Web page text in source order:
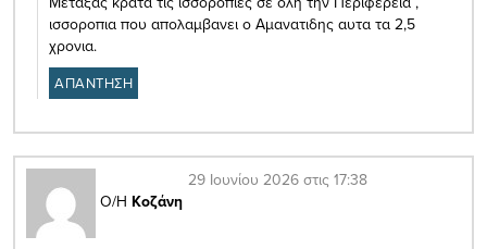
ισσοροπια που απολαμβανει ο Αμανατιδης αυτα τα 2,5
χρονια.
ΑΠΑΝΤΗΣΗ
Ο/Η Κοζάνη
29 Ιουνίου 2026 στις 17:38